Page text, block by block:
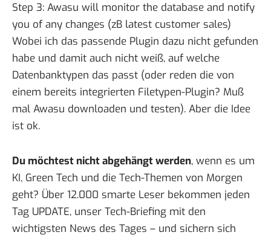
Step 3: Awasu will monitor the database and notify
you of any changes (zB latest customer sales)
Wobei ich das passende Plugin dazu nicht gefunden
habe und damit auch nicht weiß, auf welche
Datenbanktypen das passt (oder reden die von
einem bereits integrierten Filetypen-Plugin? Muß
mal Awasu downloaden und testen). Aber die Idee
ist ok.
Du möchtest nicht abgehängt werden, wenn es um
KI, Green Tech und die Tech-Themen von Morgen
geht? Über 12.000 smarte Leser bekommen jeden
Tag UPDATE, unser Tech-Briefing mit den
wichtigsten News des Tages – und sichern sich